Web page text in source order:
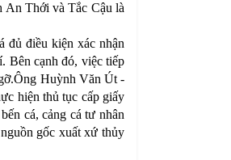
An Thới và Tắc Cậu là
đủ điều kiện xác nhận
Bên cạnh đó, việc tiếp
Huỳnh Văn Út -
hiện thủ tục cấp giấy
cá, cảng cá tư nhân
gốc xuất xứ thủy